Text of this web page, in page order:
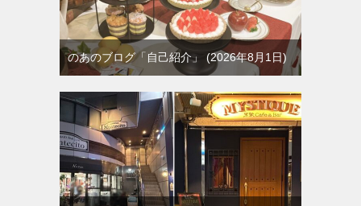
のあのブログ「自己紹介」 2026年8月1日